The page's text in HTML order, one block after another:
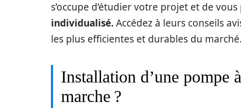
s’occupe d’étudier votre projet et de
individualisé.Accédez à leurs conseils
les plus efficientes et durables du marché.
Installation d’une pompe
marche ?